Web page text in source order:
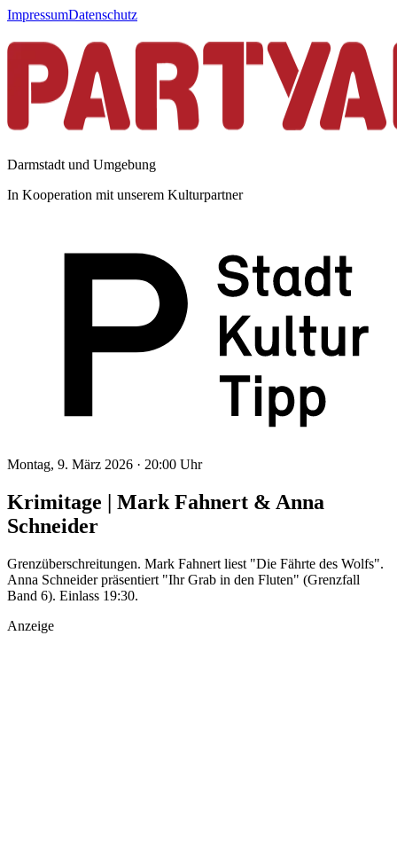
ImpressumDatenschutz
Darmstadt und Umgebung
In Kooperation mit unserem Kulturpartner
Montag, 9. März 2026 · 20:00 Uhr
Krimitage | Mark Fahnert & Anna
Schneider
Grenzüberschreitungen. Mark Fahnert liest "Die Fährte des Wolfs".
Anna Schneider präsentiert "Ihr Grab in den Fluten" (Grenzfall
Band 6). Einlass 19:30.
Anzeige